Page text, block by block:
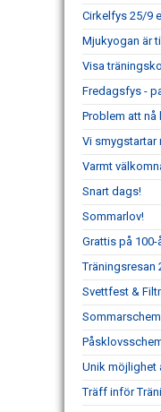
Cirkelfys 25/9
Mjukyogan är
Visa
Fredagsfys -
Problem att nå
Vi smygstartar
Varmt
Snart dags!
Sommarlov!
Grattis på
Träningsresan
Svettfest &
Unik möjlighet
Träff inför